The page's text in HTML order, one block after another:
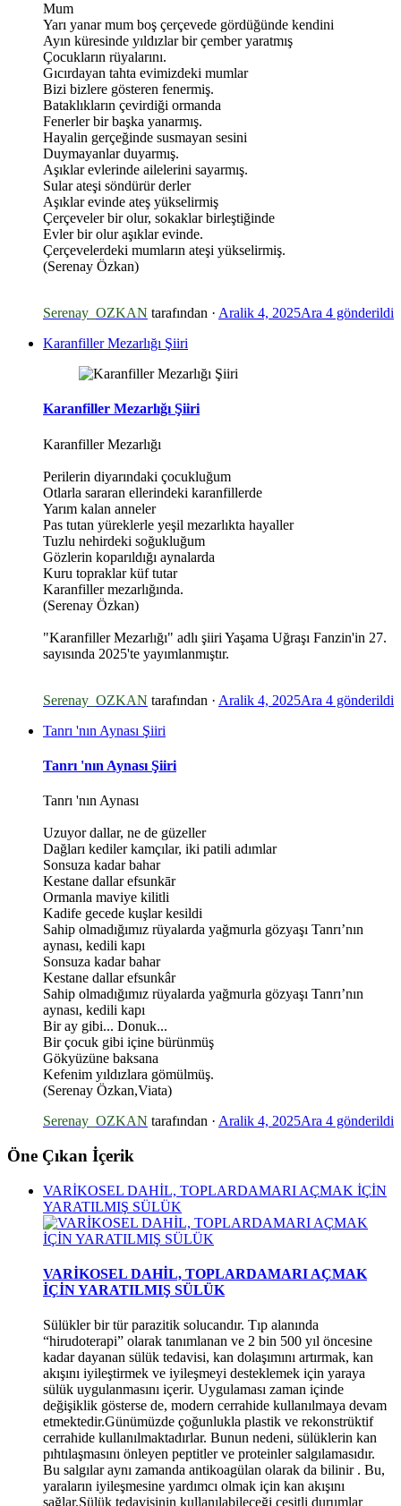
Mum
Yarı yanar mum boş çerçevede gördüğünde kendini
Ayın küresinde yıldızlar bir çember yaratmış
Çocukların rüyalarını.
Gıcırdayan tahta evimizdeki mumlar
Bizi bizlere gösteren fenermiş.
Bataklıkların çevirdiği ormanda
Fenerler bir başka yanarmış.
Hayalin gerçeğinde susmayan sesini
Duymayanlar duyarmış.
Aşıklar evlerinde ailelerini sayarmış.
Sular ateşi söndürür derler
Aşıklar evinde ateş yükselirmiş
Çerçeveler bir olur, sokaklar birleştiğinde
Evler bir olur aşıklar evinde.
Çerçevelerdeki mumların ateşi yükselirmiş.
(Serenay Özkan)
Serenay_OZKAN tarafından · Aralik 4, 2025Ara 4 gönderildi
Karanfiller Mezarlığı Şiiri
Karanfiller Mezarlığı Şiiri
Karanfiller Mezarlığı
Perilerin diyarındaki çocukluğum
Otlarla sararan ellerindeki karanfillerde
Yarım kalan anneler
Pas tutan yüreklerle yeşil mezarlıkta hayaller
Tuzlu nehirdeki soğukluğum
Gözlerin koparıldığı aynalarda
Kuru topraklar küf tutar
Karanfiller mezarlığında.
(Serenay Özkan)
"Karanfiller Mezarlığı" adlı şiiri Yaşama Uğraşı Fanzin'in 27.
sayısında 2025'te yayımlanmıştır.
Serenay_OZKAN tarafından · Aralik 4, 2025Ara 4 gönderildi
Tanrı 'nın Aynası Şiiri
Tanrı 'nın Aynası Şiiri
Tanrı 'nın Aynası
Uzuyor dallar, ne de güzeller
Dağları kediler kamçılar, iki patili adımlar
Sonsuza kadar bahar
Kestane dallar efsunkār
Ormanla maviye kilitli
Kadife gecede kuşlar kesildi
Sahip olmadığımız rüyalarda yağmurla gözyaşı Tanrı’nın
aynası, kedili kapı
Sonsuza kadar bahar
Kestane dallar efsunkâr
Sahip olmadığımız rüyalarda yağmurla gözyaşı Tanrı’nın
aynası, kedili kapı
Bir ay gibi... Donuk...
Bir çocuk gibi içine bürünmüş
Gökyüzüne baksana
Kefenim yıldızlara gömülmüş.
(Serenay Özkan,Viata)
Serenay_OZKAN tarafından · Aralik 4, 2025Ara 4 gönderildi
Öne Çıkan İçerik
VARİKOSEL DAHİL, TOPLARDAMARI AÇMAK İÇİN
YARATILMIŞ SÜLÜK
VARİKOSEL DAHİL, TOPLARDAMARI AÇMAK
İÇİN YARATILMIŞ SÜLÜK
Sülükler bir tür parazitik solucandır. Tıp alanında
“hirudoterapi” olarak tanımlanan ve 2 bin 500 yıl öncesine
kadar dayanan sülük tedavisi, kan dolaşımını artırmak, kan
akışını iyileştirmek ve iyileşmeyi desteklemek için yaraya
sülük uygulanmasını içerir. Uygulaması zaman içinde
değişiklik gösterse de, modern cerrahide kullanılmaya devam
etmektedir.Günümüzde çoğunlukla plastik ve rekonstrüktif
cerrahide kullanılmaktadırlar. Bunun nedeni, sülüklerin kan
pıhtılaşmasını önleyen peptitler ve proteinler salgılamasıdır.
Bu salgılar aynı zamanda antikoagülan olarak da bilinir . Bu,
yaraların iyileşmesine yardımcı olmak için kan akışını
sağlar.Sülük tedavisinin kullanılabileceği çeşitli durumlar
*
*